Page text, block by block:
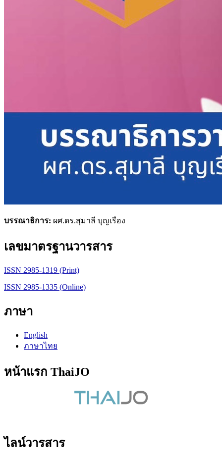
บรรณาธิการ: ผศ.ดร.สุมาลี บุญเรือง
เลขมาตรฐานวารสาร
ISSN 2985-1319 (Print)
ISSN 2985-1335 (Online)
ภาษา
English
ภาษาไทย
หน้าแรก ThaiJO
ไลน์วารสาร